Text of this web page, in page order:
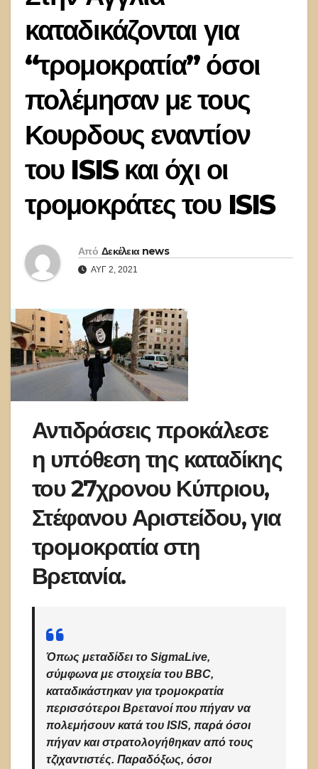
καταδικάζονται για
“τρομοκρατία” όσοι
πολέμησαν με τους
Κουρδους εναντίον
του ISIS και όχι οι
τρομοκράτες του ISIS
Από Δεκέλεια news
ΑΥΓ 2, 2021
Αντιδράσεις προκάλεσε
η υπόθεση της καταδίκης
του 27χρονου Κύπριου,
Στέφανου Αριστείδου, για
τρομοκρατία στη
Βρετανία.
Όπως μεταδίδει το SigmaLive,
σύμφωνα με στοιχεία του BBC,
καταδικάστηκαν για τρομοκρατία
περισσότεροι Βρετανοί που πήγαν να
πολεμήσουν κατά του ISIS, παρά όσοι
πήγαν και στρατολογήθηκαν από τους
τζιχαντιστές. Παραδόξως, όσοι